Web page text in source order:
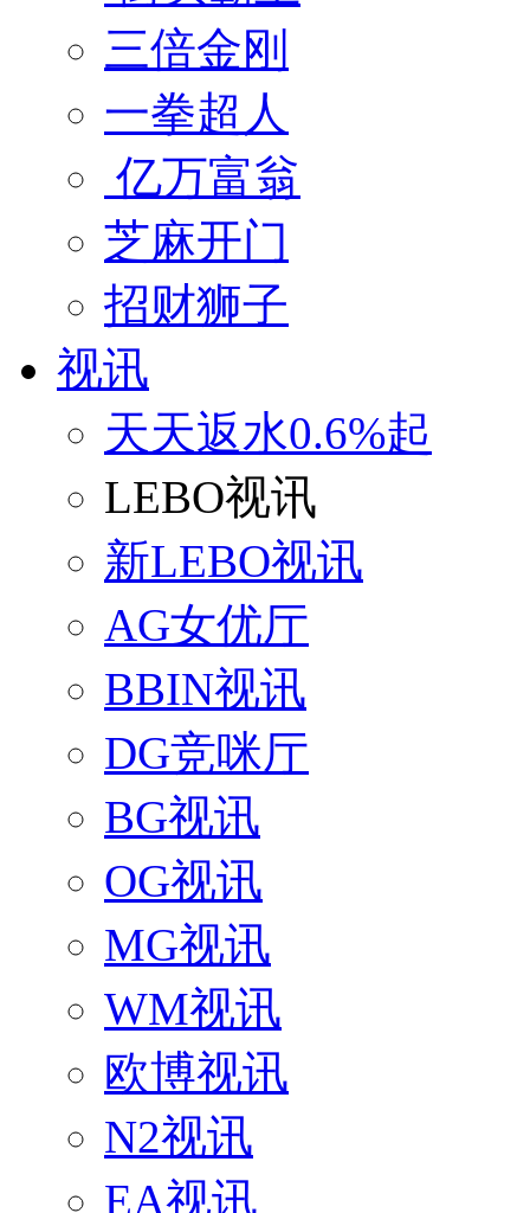
三倍金刚
一拳超人
亿万富翁
芝麻开门
招财狮子
视讯
天天返水0.6%起
LEBO视讯
新LEBO视讯
AG女优厅
BBIN视讯
DG竞咪厅
BG视讯
OG视讯
MG视讯
WM视讯
欧博视讯
N2视讯
EA视讯